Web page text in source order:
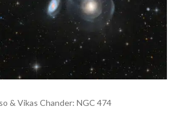
& Vikas Chander: NGC 474